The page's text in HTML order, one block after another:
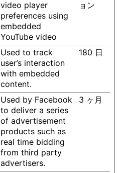
video player
preferences using
embedded
YouTube video
ョン
Used to track
user’s interaction
with embedded
content.
180 日
Used by Facebook
to deliver a series
of advertisement
products such as
real time bidding
from third party
advertisers.
3 ヶ月